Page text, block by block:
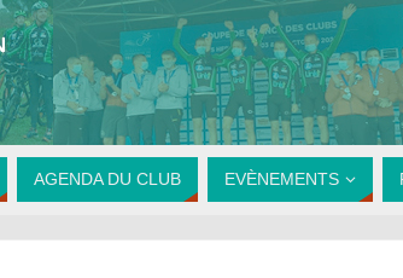
AGENDA DU CLUB EVÈNEMENTS